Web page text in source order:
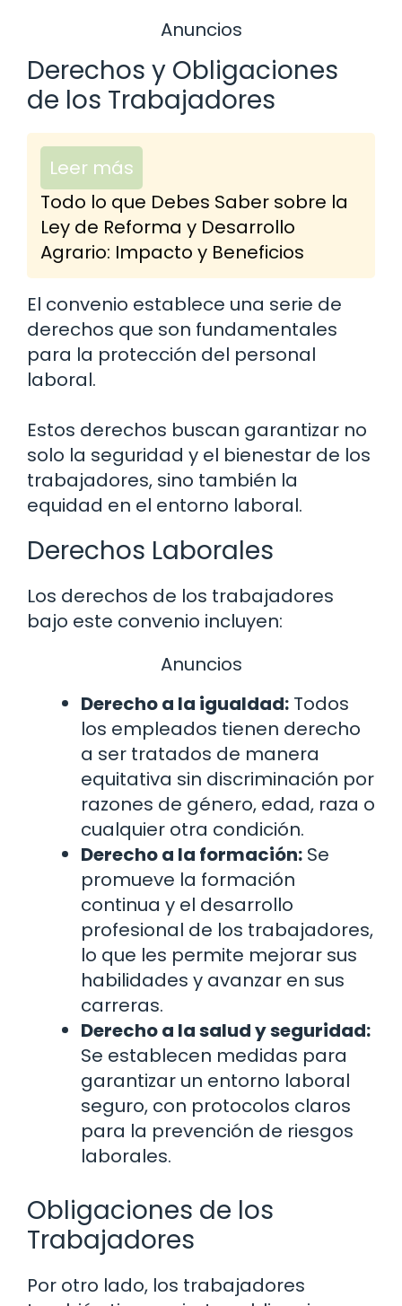
Anuncios
Derechos y Obligaciones
de los Trabajadores
Leer más
Todo lo que Debes Saber sobre la
Ley de Reforma y Desarrollo
Agrario: Impacto y Beneficios
El convenio establece una serie de
derechos que son fundamentales
para la protección del personal
laboral.
Estos derechos buscan garantizar no
solo la seguridad y el bienestar de los
trabajadores, sino también la
equidad en el entorno laboral.
Derechos Laborales
Los derechos de los trabajadores
bajo este convenio incluyen:
Anuncios
Derecho a la igualdad: Todos
los empleados tienen derecho
a ser tratados de manera
equitativa sin discriminación por
razones de género, edad, raza o
cualquier otra condición.
Derecho a la formación: Se
promueve la formación
continua y el desarrollo
profesional de los trabajadores,
lo que les permite mejorar sus
habilidades y avanzar en sus
carreras.
Derecho a la salud y seguridad:
Se establecen medidas para
garantizar un entorno laboral
seguro, con protocolos claros
para la prevención de riesgos
laborales.
Obligaciones de los
Trabajadores
Por otro lado, los trabajadores